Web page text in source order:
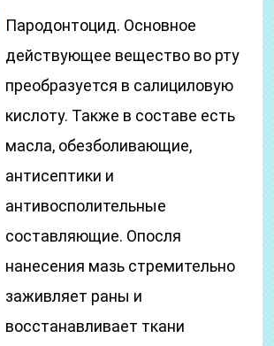
Пародонтоцид. Основное
действующее вещество во рту
преобразуется в салициловую
кислоту. Также в составе есть
масла, обезболивающие,
антисептики и
антивосполительные
составляющие. Опосля
нанесения мазь стремительно
заживляет раны и
восстанавливает ткани